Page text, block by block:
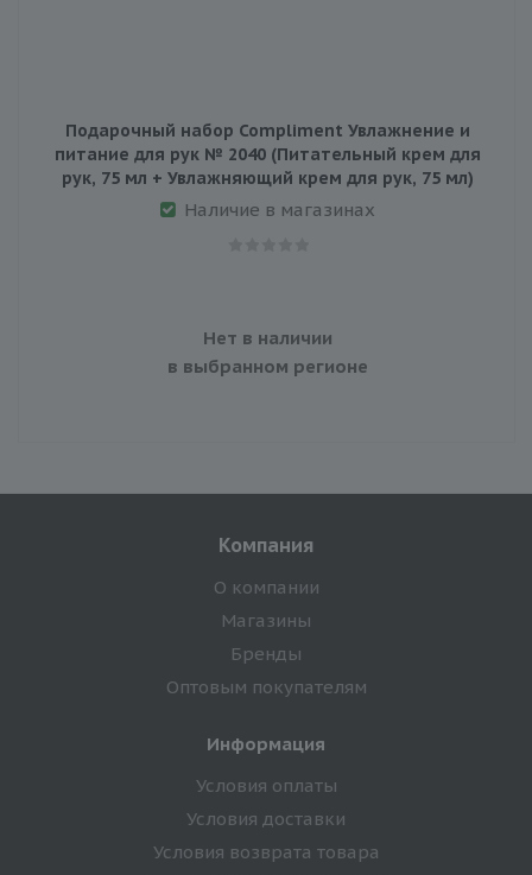
Подарочный набор Compliment Увлажнение и
питание для рук № 2040 (Питательный крем для
рук, 75 мл + Увлажняющий крем для рук, 75 мл)
Наличие в магазинах
Нет в наличии
в выбранном регионе
Компания
О компании
Магазины
Бренды
Оптовым покупателям
Информация
Условия оплаты
Условия доставки
Условия возврата товара